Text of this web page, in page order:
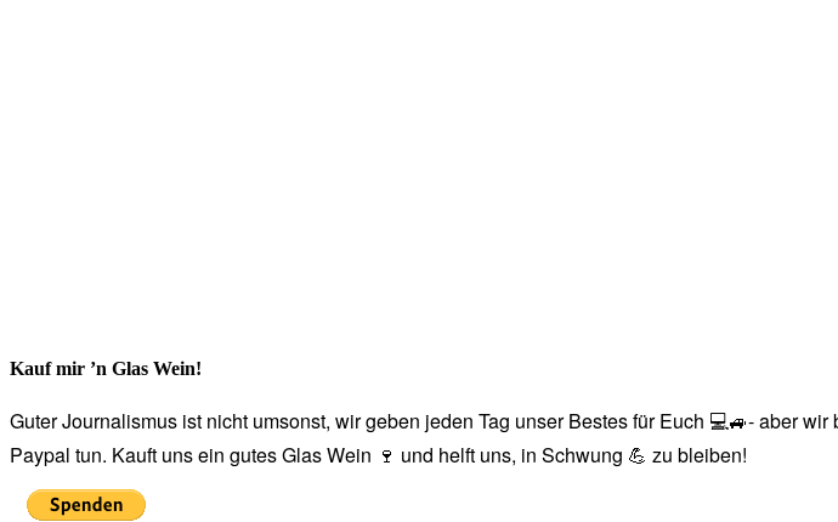
Kauf mir ’n Glas Wein!
Guter Journalismus ist nicht umsonst, wir geben jeden Tag unser Bestes für Euch 💻🚙- aber
Paypal tun. Kauft uns ein gutes Glas Wein 🍷 und helft uns, in Schwung 💪 zu bleiben!